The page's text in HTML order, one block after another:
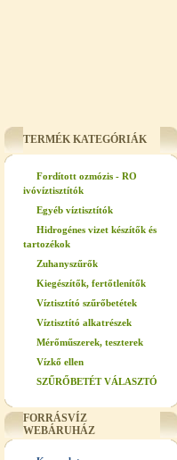
TERMÉK KATEGÓRIÁK
Fordított ozmózis - RO
ivóvíztisztítók
Egyéb víztisztítók
Hidrogénes vizet készítők és
tartozékok
Zuhanyszűrők
Kiegészítők, fertőtlenítők
Víztisztító szűrőbetétek
Víztisztító alkatrészek
Mérőműszerek, teszterek
Vízkő ellen
SZŰRŐBETÉT VÁLASZTÓ
FORRÁSVÍZ
WEBÁRUHÁZ